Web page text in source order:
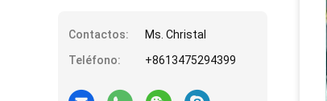
Contactos:
Ms. Christal
Teléfono:
+8613475294399